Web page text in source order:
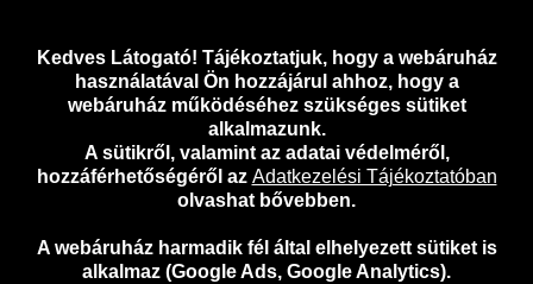
Adatvédelem
Adatkezelési Tájékoztató
Adathozzáférési Kérelem
Általános Szerződési Feltételek
E-mail:webaruhaz@kertlap.hu
Kedves Látogató! Tájékoztatjuk, hogy a webáruház
használatával Ön hozzájárul ahhoz, hogy a
webáruház működéséhez szükséges sütiket
alkalmazunk.
A sütikről, valamint az adatai védelméről,
hozzáférhetőségéről az Adatkezelési Tájékoztatóban
olvashat bővebben.
A webáruház harmadik fél által elhelyezett sütiket is
alkalmaz (Google Ads, Google Analytics).